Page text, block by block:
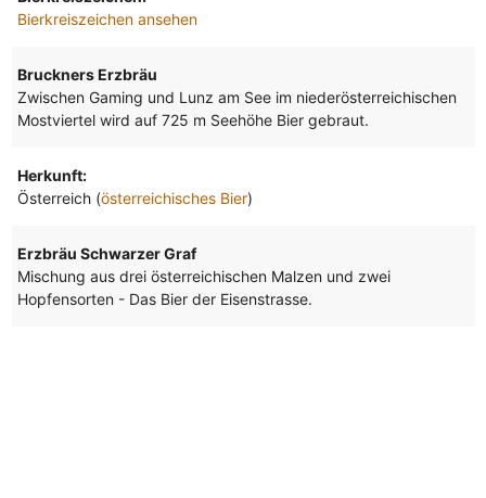
Bierkreiszeichen ansehen
Bruckners Erzbräu
Zwischen Gaming und Lunz am See im niederösterreichischen
Mostviertel wird auf 725 m Seehöhe Bier gebraut.
Herkunft:
Österreich (österreichisches Bier)
Erzbräu Schwarzer Graf
Mischung aus drei österreichischen Malzen und zwei
Hopfensorten - Das Bier der Eisenstrasse.